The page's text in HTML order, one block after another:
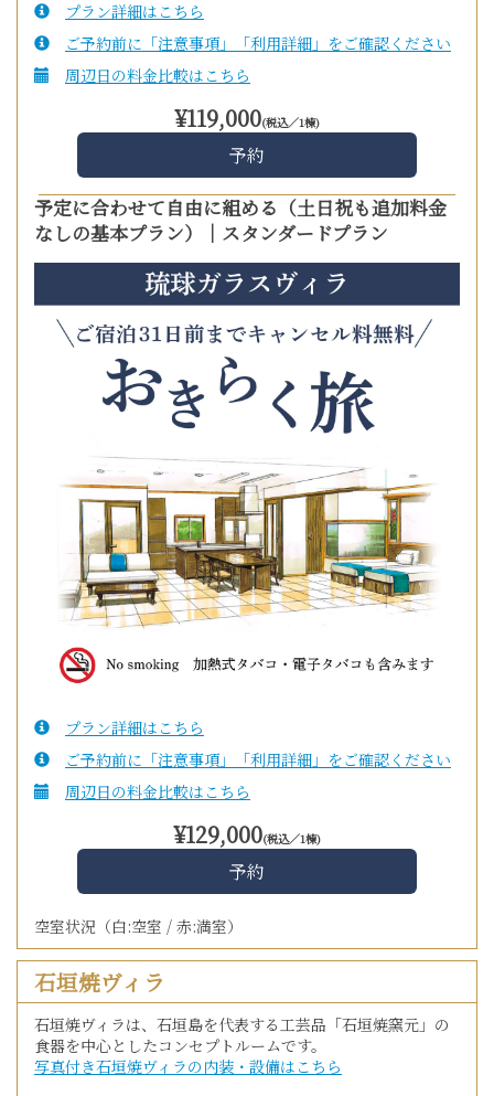
プラン詳細はこちら
ご予約前に「注意事項」「利用詳細」をご確認ください
周辺日の料金比較はこちら
¥119,000
予定に合わせて自由に組める（土日祝も追加料金
なしの基本プラン）｜スタンダードプラン
プラン詳細はこちら
ご予約前に「注意事項」「利用詳細」をご確認ください
周辺日の料金比較はこちら
¥129,000
空室状況（白:空室 / 赤:満室）
石垣焼ヴィラ
石垣焼ヴィラは、石垣島を代表する工芸品「石垣焼窯元」の
食器を中心としたコンセプトルームです。
写真付き石垣焼ヴィラの内装・設備はこちら